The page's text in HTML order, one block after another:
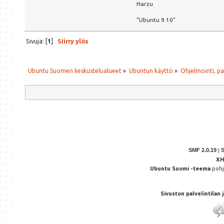
Alias /doc/ "/
Deny from
Allow from
Harzu
"Ubuntu 9.10"
Sivuja: [1] Siirry ylös
Ubuntu Suomen keskustelualueet » Ubuntun käyttö » Ohjelmointi,
SMF 2.0.19 |
Ubuntu Suomi -teema
Sivuston palvelintilan